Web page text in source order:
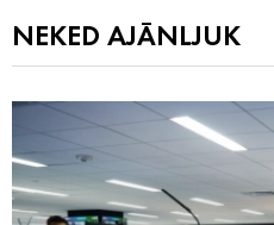
NEKED AJÁNLJUK